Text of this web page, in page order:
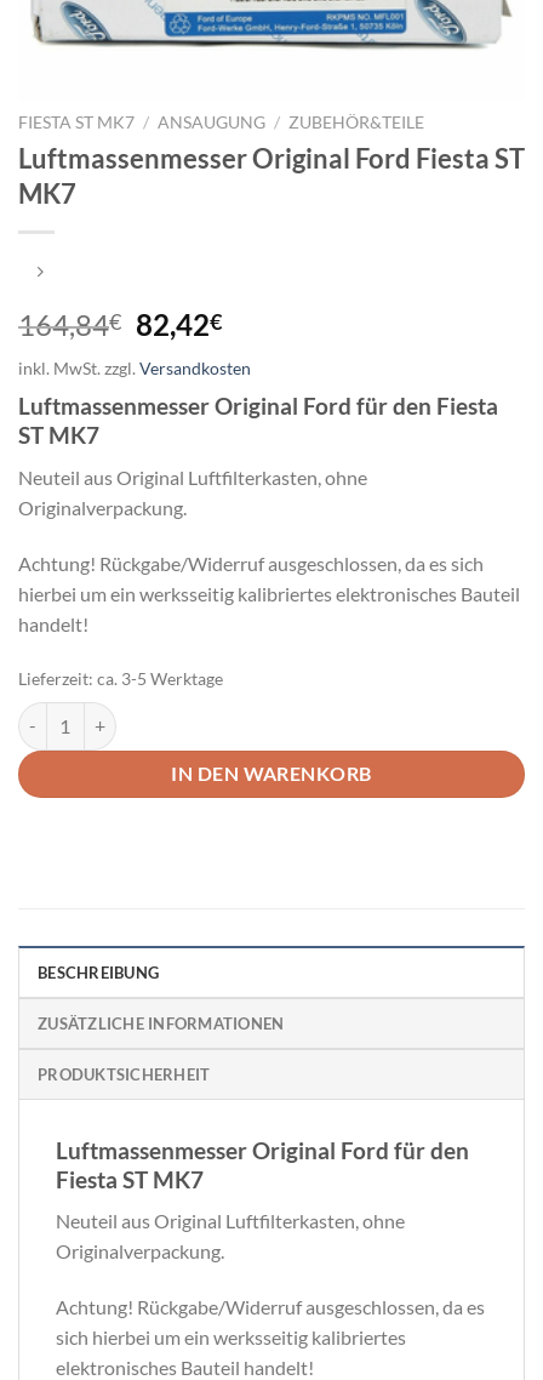
FIESTA ST MK7 / ANSAUGUNG / ZUBEHÖR&TEILE
Luftmassenmesser Original Ford Fiesta ST
MK7
164,84€ Ursprünglicher
Preis
war:
164,84€
82,42€Aktueller
ist:
82,42€.
inkl. MwSt.zzgl.Versandkosten
Luftmassenmesser Original Ford für den Fiesta
ST MK7
Neuteil aus Original Luftfilterkasten, ohne
Originalverpackung.
Achtung! Rückgabe/Widerruf ausgeschlossen, da es sich
hierbei um ein werksseitig kalibriertes elektronisches Bauteil
handelt!
Lieferzeit: ca. 3-5 Werktage
Luftmassenmesser Original Ford Fiesta ST MK7 Menge
IN DEN WARENKORB
BESCHREIBUNG
ZUSÄTZLICHE INFORMATIONEN
PRODUKTSICHERHEIT
Luftmassenmesser Original Ford für den
Fiesta ST MK7
Neuteil aus Original Luftfilterkasten, ohne
Originalverpackung.
Achtung! Rückgabe/Widerruf ausgeschlossen, da es
sich hierbei um ein werksseitig kalibriertes
elektronisches Bauteil handelt!